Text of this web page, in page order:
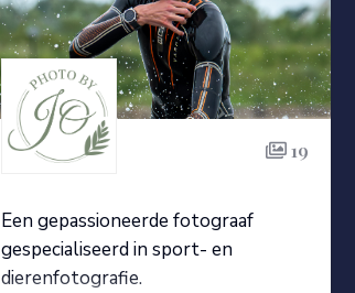
Een gepassioneerde fotograaf
gespecialiseerd in sport- en
dierenfotografie.
19